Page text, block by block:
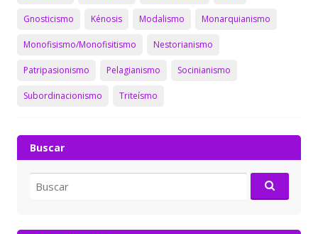
Gnosticismo Kénosis Modalismo Monarquianismo
Monofisismo/Monofisitismo Nestorianismo
Patripasionismo Pelagianismo Socinianismo
Subordinacionismo Triteísmo
Buscar
por: